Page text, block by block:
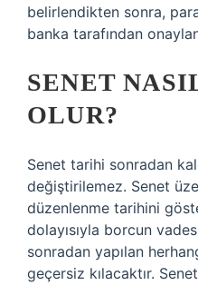
belirlendikten sonra,
banka tarafından
SENET
OLUR?
Senet tarihi sonradan
değiştirilemez. Senet
düzenlenme tarihini
dolayısıyla borcun
sonradan yapılan
geçersiz kılacaktır.